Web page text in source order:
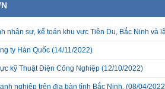
nhân sự, kế toán khu vực Tiên Du, Bắc Ninh và
ty Hàn Quốc (14/11/2022)
kỹ Thuật Điện Công Nghiệp (12/10/2022)
nghiệp trên địa bàn tỉnh Bắc Ninh. (08/04/